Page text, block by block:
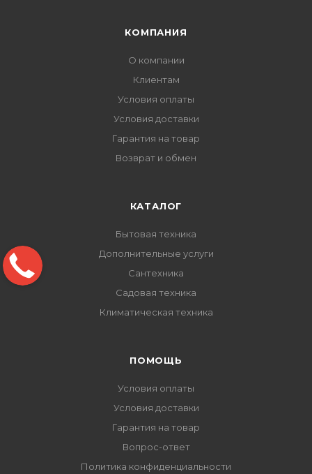
КОМПАНИЯ
О компании
Клиентам
Условия оплаты
Условия доставки
Гарантия на товар
Возврат и обмен
КАТАЛОГ
Бытовая техника
Дополнительные услуги
Сантехника
Садовая техника
Климатическая техника
ПОМОЩЬ
Условия оплаты
Условия доставки
Гарантия на товар
Вопрос-ответ
Политика конфиденциальности